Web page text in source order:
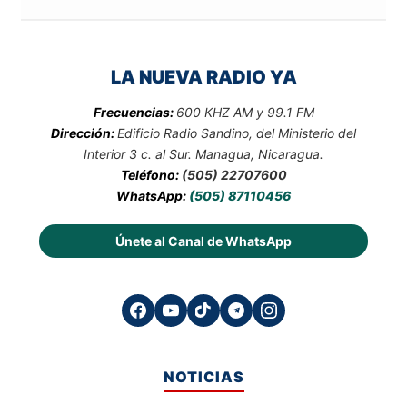
LA NUEVA RADIO YA
Frecuencias: 600 KHZ AM y 99.1 FM
Dirección:Edificio Radio Sandino, del Ministerio del
Interior 3 c. al Sur. Managua, Nicaragua.
Teléfono: (505) 22707600
WhatsApp: (505) 87110456
Únete al Canal de WhatsApp
NOTICIAS